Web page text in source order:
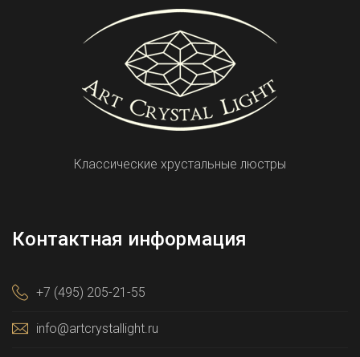
Классические хрустальные люстры
Контактная информация
+7 (495) 205-21-55
info@artcrystallight.ru